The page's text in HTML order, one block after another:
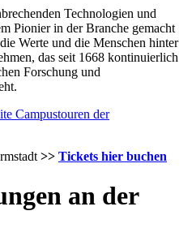
Technologien und
Pionier in der Branche gemacht
Werte und die Menschen hinter
das seit 1668 kontinuierlich
Forschung und
>> Tickets hier buchen
an der